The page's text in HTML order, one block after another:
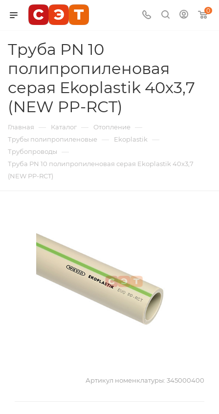
0
Труба PN 10
полипропиленовая
серая Ekoplastik 40x3,7
(NEW PP-RCT)
Главная — Каталог — Отопление —
Трубы полипропиленовые — Ekoplastik —
Трубопроводы —
Труба PN 10 полипропиленовая серая Ekoplastik 40x3,7
(NEW PP-RCT)
Артикул номенклатуры: 345000400